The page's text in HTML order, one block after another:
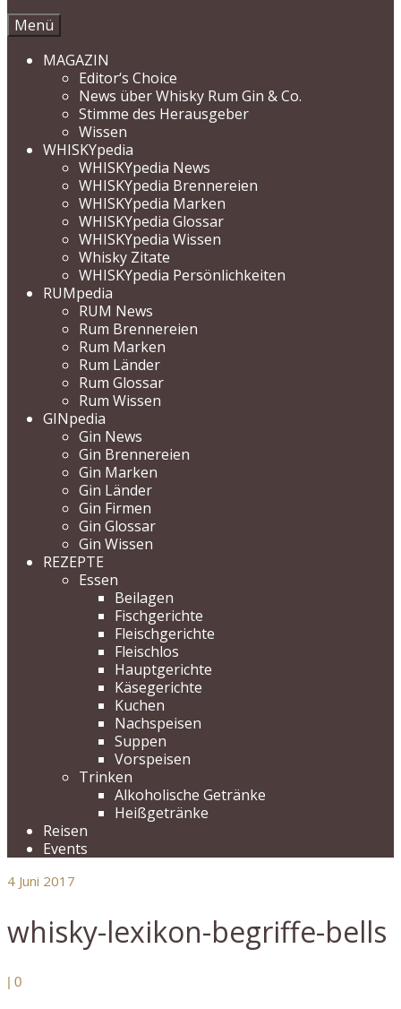
Menü
MAGAZIN
Editor‘s Choice
News über Whisky Rum Gin & Co.
Stimme des Herausgeber
Wissen
WHISKYpedia
WHISKYpedia News
WHISKYpedia Brennereien
WHISKYpedia Marken
WHISKYpedia Glossar
WHISKYpedia Wissen
Whisky Zitate
WHISKYpedia Persönlichkeiten
RUMpedia
RUM News
Rum Brennereien
Rum Marken
Rum Länder
Rum Glossar
Rum Wissen
GINpedia
Gin News
Gin Brennereien
Gin Marken
Gin Länder
Gin Firmen
Gin Glossar
Gin Wissen
REZEPTE
Essen
Beilagen
Fischgerichte
Fleischgerichte
Fleischlos
Hauptgerichte
Käsegerichte
Kuchen
Nachspeisen
Suppen
Vorspeisen
Trinken
Alkoholische Getränke
Heißgetränke
Reisen
Events
4 Juni 2017
whisky-lexikon-begriffe-bells
| 0